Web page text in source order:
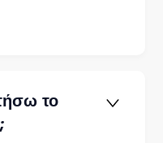
το